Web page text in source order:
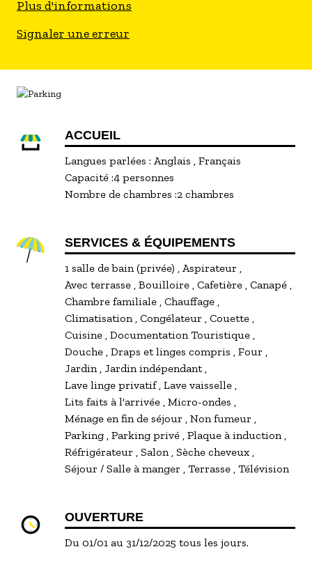
notre hébergement insolite.
votre entière disposition pour vous faire
activités et des expériences insolites pour que
vous profitiez à fond de votre séjour. Elle est
également à votre écoute si vous souhaitez
organiser un évènement particulier durant vos
vacances, un anniversaire, une demande en
Plus d'informations
Signaler une erreur
ACCUEIL
Langues parlées : Anglais
Français
Capacité :4 personnes
Nombre de chambres :2 chambres
SERVICES & ÉQUIPEMENTS
1 salle de bain (privée)
Aspirateur
Avec terrasse Bouilloire Cafetière Canapé
Chambre familiale Chauffage
Climatisation Congélateur Couette
Cuisine Documentation Touristique
Douche Draps et linges compris
Four
Jardin Jardin indépendant
Lave linge privatif Lave vaisselle
Lits faits à l'arrivée Micro-ondes
Ménage en fin de séjour Non fumeur
Parking Parking privé Plaque à induction
Réfrigérateur Salon Sèche cheveux
Séjour / Salle à manger Terrasse Télévision
OUVERTURE
Du 01/01 au 31/12/2025 tous les jours.